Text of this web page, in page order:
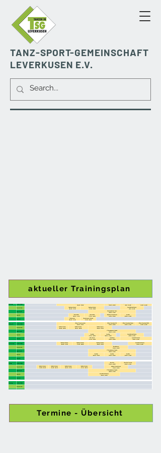
TANZ-SPORT-GEMEINSCHAFT
LEVERKUSEN E.V.
aktueller Trainingsplan
Termine - Übersicht